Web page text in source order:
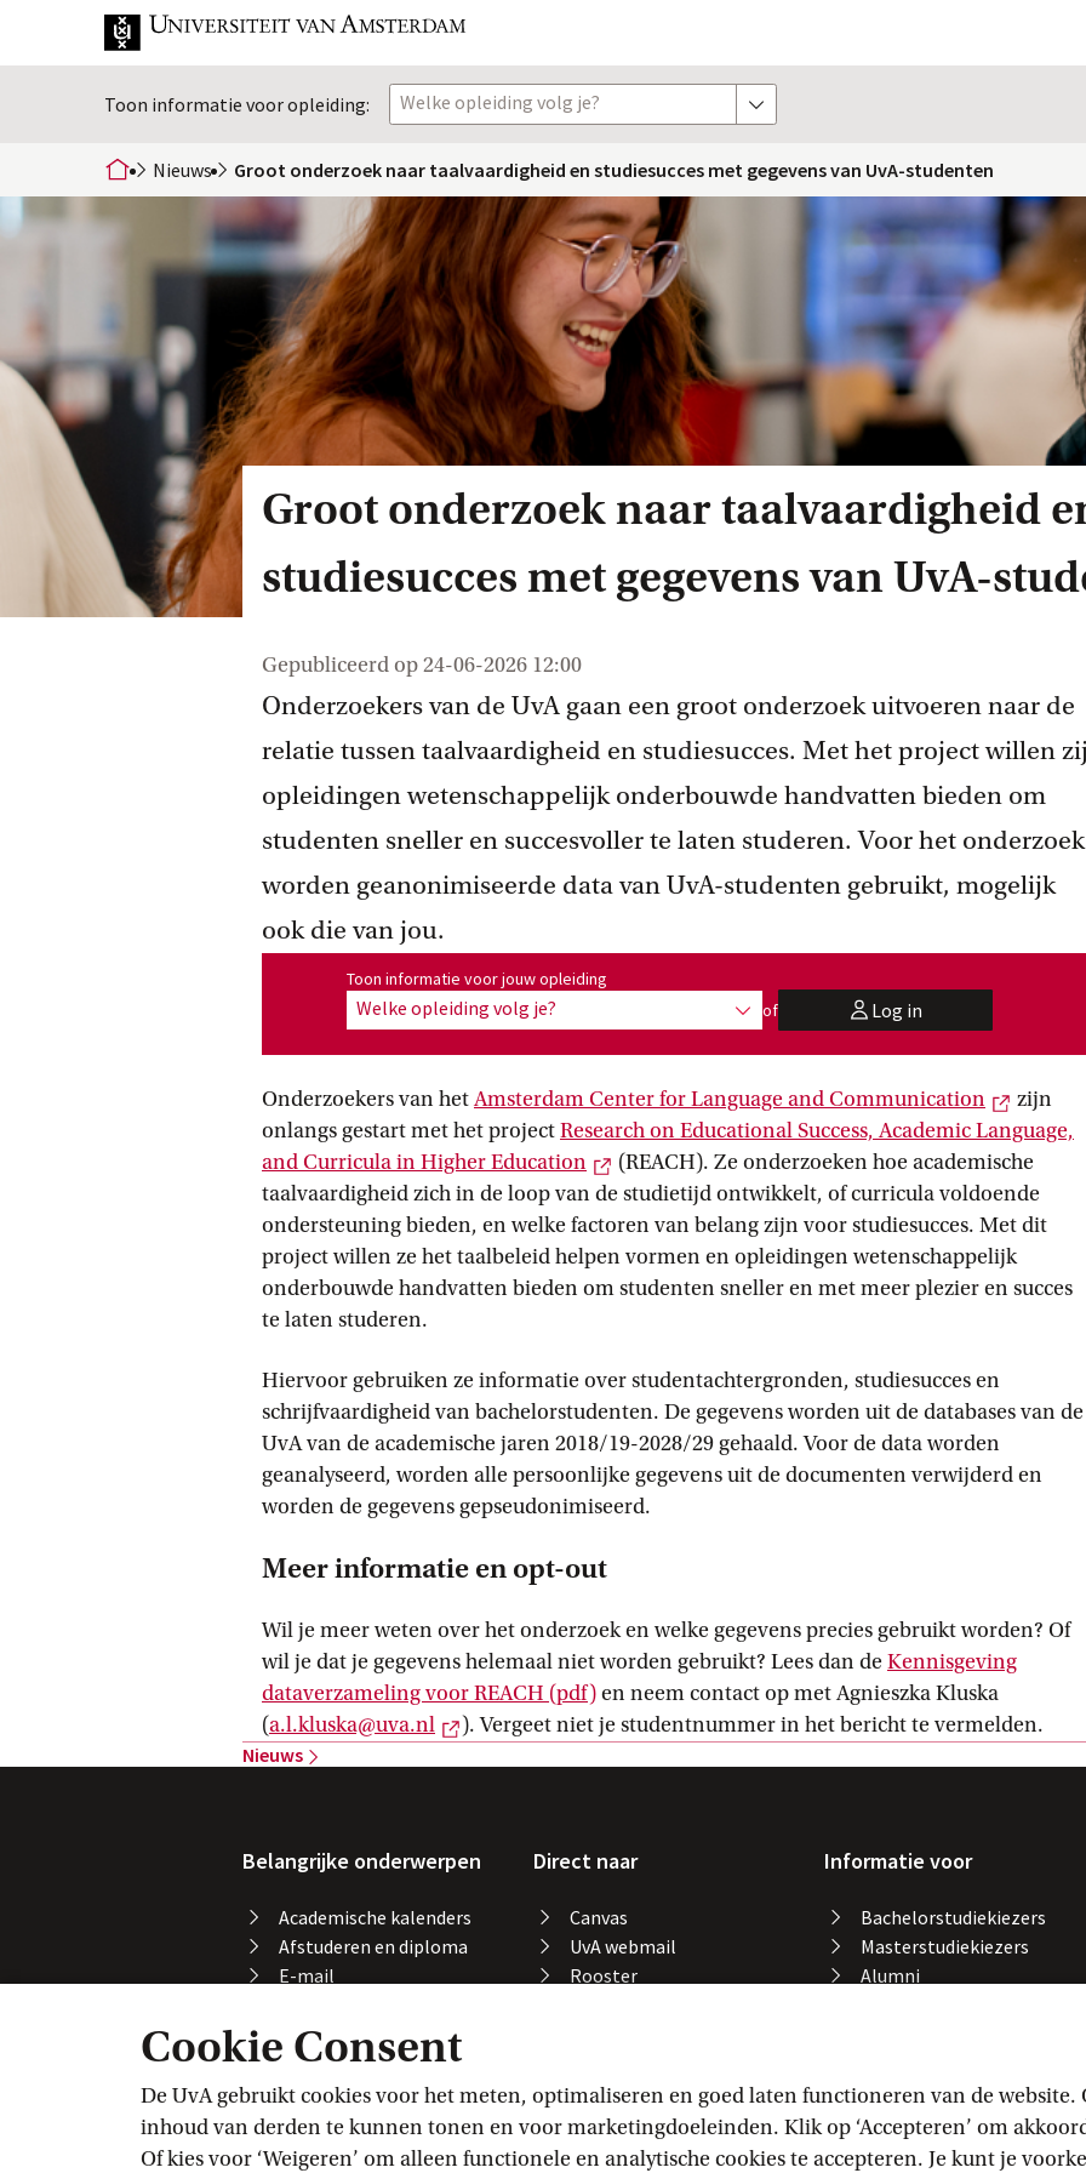
Cookie Consent
De UvA gebruikt cookies voor het meten, optimaliseren en goed laten functioneren van de website.
inhoud van derden te kunnen tonen en voor marketingdoeleinden. Klik op ‘Accepteren’ om
Of kies voor ‘Weigeren’ om alleen functionele en analytische cookies te accepteren. Je kunt je
Toon informatie voor opleiding: Welke opleiding volg je? toon opties
home
Nieuws Groot onderzoek naar taalvaardigheid en studiesucces met gegevens van UvA-studenten
Groot onderzoek naar taalvaardigheid
studiesucces met gegevens van UvA-
Gepubliceerd op24-06-2026 12:00
Onderzoekers van de UvA gaan een groot onderzoek uitvoeren naar de
relatie tussen taalvaardigheid en studiesucces. Met het project willen zij
opleidingen wetenschappelijk onderbouwde handvatten bieden om
studenten sneller en succesvoller te laten studeren. Voor het onderzoek
worden geanonimiseerde data van UvA-studenten gebruikt, mogelijk
ook die van jou.
Toon informatie voor opleiding:
Toon informatie voor jouw opleiding
Welke opleiding volg je? toon opties
of userLog in
Onderzoekers van hetAmsterdam Center for Language and Communication Externe
zijn
onlangs gestart met het projectResearch on Educational Success, Academic Language,
and Curricula in Higher Education Externe link
(REACH). Ze onderzoeken hoe academische
taalvaardigheid zich in de loop van de studietijd ontwikkelt, of curricula voldoende
ondersteuning bieden, en welke factoren van belang zijn voor studiesucces. Met dit
project willen ze het taalbeleid helpen vormen en opleidingen wetenschappelijk
onderbouwde handvatten bieden om studenten sneller en met meer plezier en succes
te laten studeren.
Hiervoor gebruiken ze informatie over studentachtergronden, studiesucces en
schrijfvaardigheid van bachelorstudenten. De gegevens worden uit de databases van de
UvA van de academische jaren 2018/19-2028/29 gehaald. Voor de data worden
geanalyseerd, worden alle persoonlijke gegevens uit de documenten verwijderd en
worden de gegevens gepseudonimiseerd.
Meer informatie en opt-out
Wil je meer weten over het onderzoek en welke gegevens precies gebruikt worden? Of
wil je dat je gegevens helemaal niet worden gebruikt? Lees dan de Kennisgeving
dataverzameling voor REACH (pdf)en neem contact op met Agnieszka Kluska
(a.l.kluska@uva.nl Externe link
). Vergeet niet je studentnummer in het bericht te vermelden.
Nieuws
Belangrijke onderwerpen
Academische kalenders
Afstuderen en diploma
E-mail
scannen
Studeren in het buitenland
Vakaanmelding
VPN
Wifi
Direct naar
Canvas
UvA webmail
Rooster
Gevonden voorwerpen
Studieresultaten
Vakaanmelding
Informatie voor
Bachelorstudiekiezers
Masterstudiekiezers
Alumni